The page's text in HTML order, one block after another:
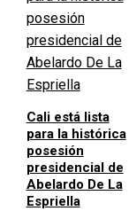
Cali está lista
para la histórica
posesión
presidencial de
Abelardo De La
Espriella